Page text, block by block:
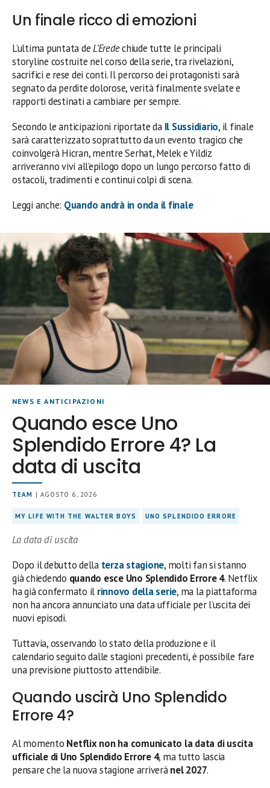
Un finale ricco di emozioni
L’ultima puntata deL’Eredechiude tutte le principali
storyline costruite nel corso della serie, tra rivelazioni,
sacrifici e rese dei conti. Il percorso dei protagonisti sarà
segnato da perdite dolorose, verità finalmente svelate e
rapporti destinati a cambiare per sempre.
Secondo le anticipazioni riportate da Il Sussidiario, il finale
sarà caratterizzato soprattutto da un evento tragico che
coinvolgerà Hicran, mentre Serhat, Melek e Yildiz
arriveranno vivi all’epilogo dopo un lungo percorso fatto di
ostacoli, tradimenti e continui colpi di scena.
Leggi anche: Quando andrà in onda il finale
NEWS E ANTICIPAZIONI
Quando esce Uno
Splendido Errore 4? La
data di uscita
TEAM | AGOSTO 6, 2026
MY LIFE WITH THE WALTER BOYS UNO SPLENDIDO ERRORE
La data di uscita
Dopo il debutto della terza stagione, molti fan si stanno
già chiedendo quando esce Uno Splendido Errore 4. Netflix
ha già confermato il rinnovo della serie, ma la piattaforma
non ha ancora annunciato una data ufficiale per l’uscita dei
nuovi episodi.
Tuttavia, osservando lo stato della produzione e il
calendario seguito dalle stagioni precedenti, è possibile fare
una previsione piuttosto attendibile.
Quando uscirà Uno Splendido
Errore 4?
Al momento Netflix non ha comunicato la data di uscita
ufficiale di Uno Splendido Errore 4, ma tutto lascia
pensare che la nuova stagione arriverànel 2027.